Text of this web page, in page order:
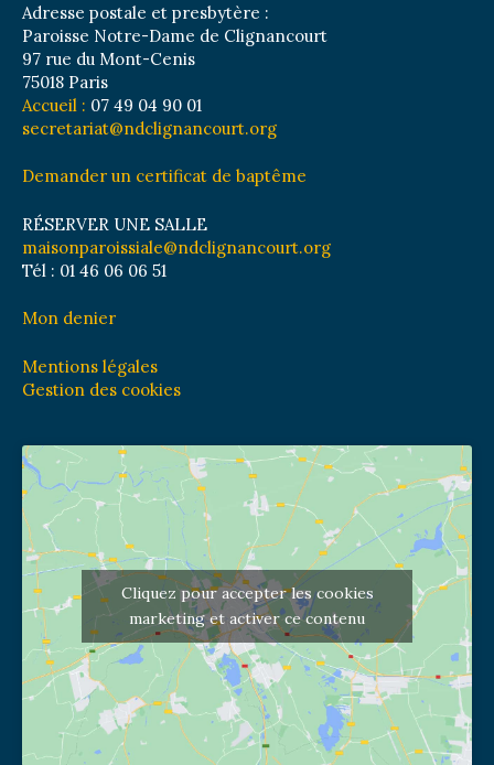
Adresse postale et presbytère :
Paroisse Notre-Dame de Clignancourt
97 rue du Mont-Cenis
75018 Paris
Accueil : 07 49 04 90 01
secretariat@ndclignancourt.org
Demander un certificat de baptême
RÉSERVER UNE SALLE
maisonparoissiale@ndclignancourt.org
Tél : 01 46 06 06 51
Mon denier
Mentions légales
Gestion des cookies
Cliquez pour accepter les cookies
marketing et activer ce contenu